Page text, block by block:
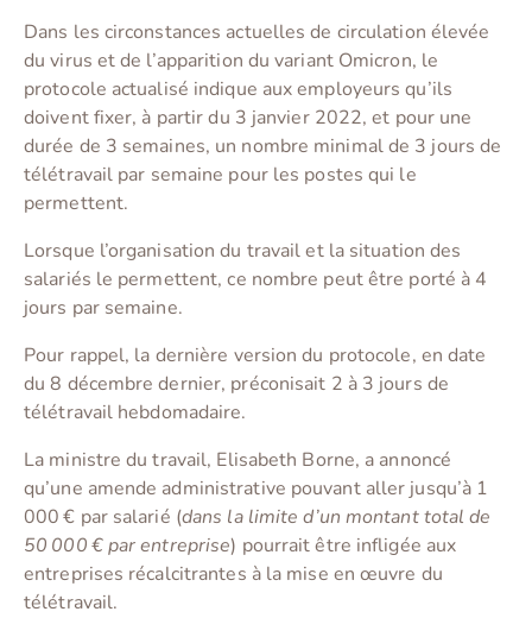
Dans les circonstances actuelles de circulation élevée
du virus et de l’apparition du variant Omicron, le
protocole actualisé indique aux employeurs qu’ils
doivent fixer, à partir du 3 janvier 2022, et pour une
durée de 3 semaines, un nombre minimal de 3 jours de
télétravail par semaine pour les postes qui le
permettent.
Lorsque l’organisation du travail et la situation des
salariés le permettent, ce nombre peut être porté à 4
jours par semaine.
Pour rappel, la dernière version du protocole, en date
du 8 décembre dernier, préconisait 2 à 3 jours de
télétravail hebdomadaire.
La ministre du travail, Elisabeth Borne, a annoncé
qu’une amende administrative pouvant aller jusqu’à 1
000 € par salarié (dans la limite d’un montant total de
50 000 € par entreprise) pourrait être infligée aux
entreprises récalcitrantes à la mise en œuvre du
télétravail.